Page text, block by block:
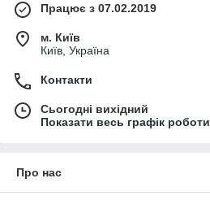
Працює з 07.02.2019
м. Київ
Київ, Україна
Контакти
Сьогодні вихідний
Показати весь графік роботи
Про нас